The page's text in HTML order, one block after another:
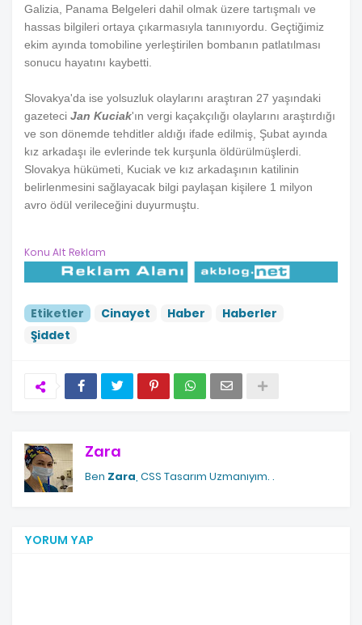
Galizia, Panama Belgeleri dahil olmak üzere tartışmalı ve
hassas bilgileri ortaya çıkarmasıyla tanınıyordu. Geçtiğimiz
ekim ayında tomobiline yerleştirilen bombanın patlatılması
sonucu hayatını kaybetti.
Slovakya'da ise yolsuzluk olaylarını araştıran 27 yaşındaki
gazeteci Jan Kuciak'ın vergi kaçakçılığı olaylarını araştırdığı
ve son dönemde tehditler aldığı ifade edilmiş, Şubat ayında
kız arkadaşı ile evlerinde tek kurşunla öldürülmüşlerdi.
Slovakya hükümeti, Kuciak ve kız arkadaşının katilinin
belirlenmesini sağlayacak bilgi paylaşan kişilere 1 milyon
avro ödül verileceğini duyurmuştu.
Konu Alt Reklam
Etiketler Cinayet Haber
Haberler
Şiddet
Zara
Ben Zara, CSS Tasarım Uzmanıyım. .
YORUM YAP